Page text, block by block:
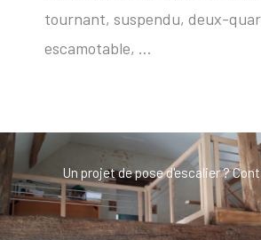
tournant, suspendu, deux-
escamotable, …
Un projet de pose d'escalier ?